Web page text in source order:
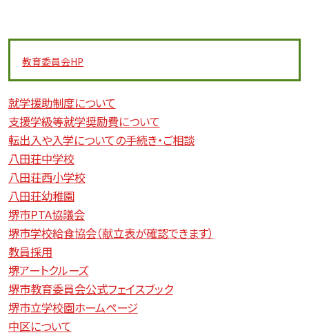
教育委員会HP
就学援助制度について
支援学級等就学奨励費について
転出入や入学についての手続き・ご相談
八田荘中学校
八田荘西小学校
八田荘幼稚園
堺市PTA協議会
堺市学校給食協会（献立表が確認できます）
教員採用
堺アートクルーズ
堺市教育委員会公式フェイスブック
堺市立学校園ホームページ
中区について